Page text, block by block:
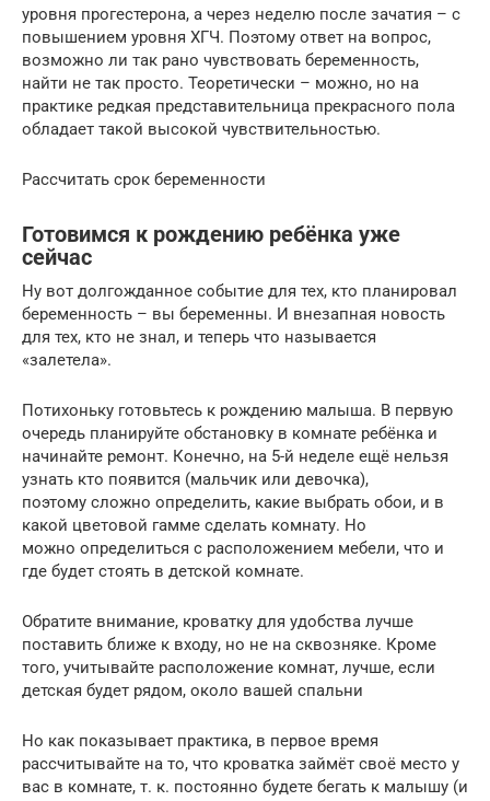
уровня прогестерона, а через неделю после зачатия – с
повышением уровня ХГЧ. Поэтому ответ на вопрос,
возможно ли так рано чувствовать беременность,
найти не так просто. Теоретически – можно, но на
практике редкая представительница прекрасного пола
обладает такой высокой чувствительностью.
Рассчитать срок беременности
Готовимся к рождению ребёнка уже
сейчас
Ну вот долгожданное событие для тех, кто планировал
беременность – вы беременны. И внезапная новость
для тех, кто не знал, и теперь что называется
«залетела».
Потихоньку готовьтесь к рождению малыша. В первую
очередь планируйте обстановку в комнате ребёнка и
начинайте ремонт. Конечно, на 5-й неделе ещё нельзя
узнать кто появится (мальчик или девочка),
поэтому сложно определить, какие выбрать обои, и в
какой цветовой гамме сделать комнату. Но
можно определиться с расположением мебели, что и
где будет стоять в детской комнате.
Обратите внимание, кроватку для удобства лучше
поставить ближе к входу, но не на сквозняке. Кроме
того, учитывайте расположение комнат, лучше, если
детская будет рядом, около вашей спальни
Но как показывает практика, в первое время
рассчитывайте на то, что кроватка займёт своё место у
вас в комнате, т. к. постоянно будете бегать к малышу (и